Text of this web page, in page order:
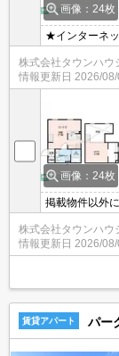
画像：24枚
★インターネ
紹介致します
東大宮店まで★
株式会社タウンハウ
情報更新日 2026/
画像：24枚
掲載物件以外
見可能です！
ますとスムー
株式会社タウンハウ
情報更新日 2026/
賃貸アパート パー